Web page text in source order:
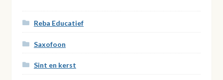
Reba Educatief
Saxofoon
Sint en kerst